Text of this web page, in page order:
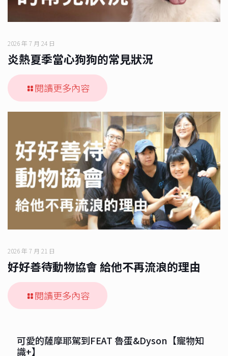
2026 年 7 月 24 日
炎熱夏季當心狗狗的常見狀況
閱讀更多內容
2026 年 7 月 21 日
好好善待動物協會 給他不再流浪的理由
閱讀更多內容
可愛的薩摩耶駕到FEAT 魯蛋&Dyson【寵物知
識+】